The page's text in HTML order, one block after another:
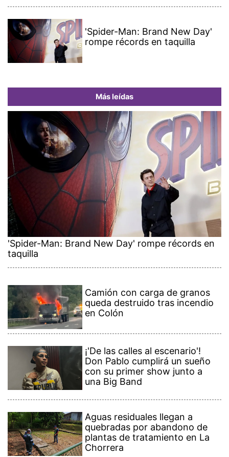
'Spider-Man: Brand New Day'
rompe récords en taquilla
Más leídas
'Spider-Man: Brand New Day' rompe récords en
taquilla
Camión con carga de granos
queda destruido tras incendio
en Colón
¡'De las calles al escenario'!
Don Pablo cumplirá un sueño
con su primer show junto a
una Big Band
Aguas residuales llegan a
quebradas por abandono de
plantas de tratamiento en La
Chorrera